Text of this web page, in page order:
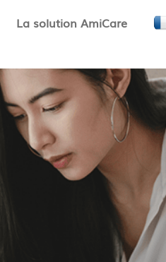
La solution AmiCare